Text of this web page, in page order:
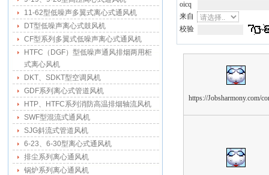
11-62型低噪声多翼式离心式通风机
DT型低噪声离心式鼓风机
CF型系列多翼式低噪声离心式通风机
HTFC（DGF）型低噪声通风排烟两用柜
式离心风机
DKT、SDKT型空调风机
GDF系列离心式管道风机
HTP、HTFC系列消防高温排烟轴流风机
SWF型混流式通风机
SJG斜流式管道风机
6-23、6-30型离心式通风机
排尘系列离心通风机
锅炉系列离心通风机
oicq
来自
校验
https://Jobsharmony.com/